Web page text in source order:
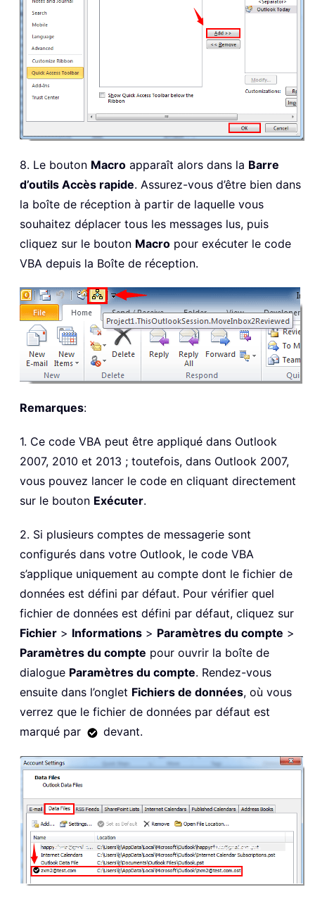
8. Le bouton Macro apparaît alors dans la Barre
d’outils Accès rapide. Assurez-vous d’être bien dans
la boîte de réception à partir de laquelle vous
souhaitez déplacer tous les messages lus, puis
cliquez sur le bouton Macro pour exécuter le code
VBA depuis la Boîte de réception.
Remarques:
1. Ce code VBA peut être appliqué dans Outlook
2007, 2010 et 2013 ; toutefois, dans Outlook 2007,
vous pouvez lancer le code en cliquant directement
sur le bouton Exécuter.
2. Si plusieurs comptes de messagerie sont
configurés dans votre Outlook, le code VBA
s’applique uniquement au compte dont le fichier de
données est défini par défaut. Pour vérifier quel
fichier de données est défini par défaut, cliquez sur
Fichier > Informations > Paramètres du compte >
Paramètres du compte pour ouvrir la boîte de
dialogue Paramètres du compte. Rendez-vous
ensuite dans l’onglet Fichiers de données, où vous
verrez que le fichier de données par défaut est
marqué par
devant.